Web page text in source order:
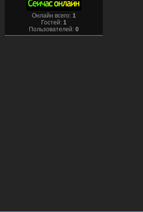
Онлайн всего: 1
Гостей: 1
Пользователей: 0